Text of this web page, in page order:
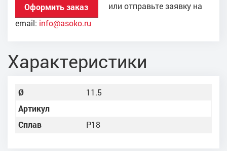
Оформить заказ
или отправьте заявку на
email: info@asoko.ru
Характеристики
Ø
11.5
Артикул
Сплав
Р18